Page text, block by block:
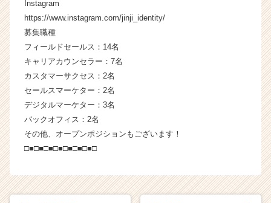
Instagram
https://www.instagram.com/jinji_identity/
募集職種
フィールドセールス：14名
キャリアカウンセラー：7名
カスタマーサクセス：2名
セールスマーケター：2名
デジタルマーケター：3名
バックオフィス：2名
その他、オープンポジションもございます！
□■□■□■□■□■□■□■□